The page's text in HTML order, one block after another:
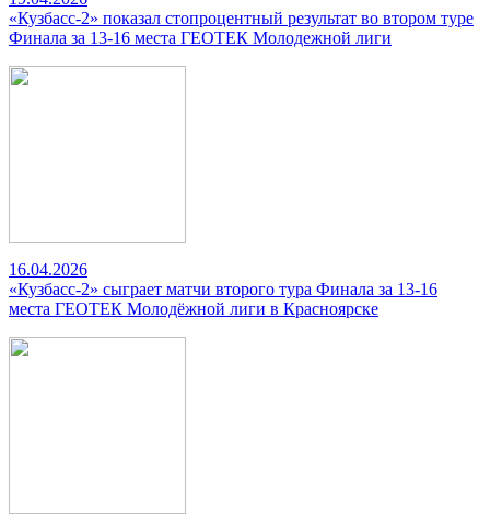
«Кузбасс-2» показал стопроцентный результат во втором туре
Финала за 13-16 места ГЕОТЕК Молодежной лиги
16.04.2026
«Кузбасс-2» сыграет матчи второго тура Финала за 13-16
места ГЕОТЕК Молодёжной лиги в Красноярске